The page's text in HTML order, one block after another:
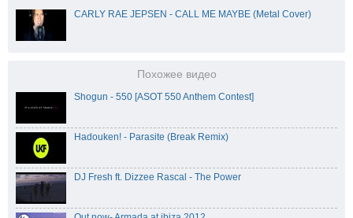
CARLY RAE JEPSEN - CALL ME MAYBE (Metal Cover)
Похожее видео
Shogun - 550 [ASOT 550 Anthem Contest]
Hadouken! - Parasite (Break Remix)
DJ Fresh ft. Dizzee Rascal - The Power